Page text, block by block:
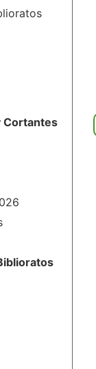
Cortantes